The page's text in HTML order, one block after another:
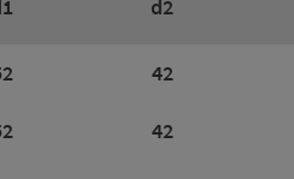
d2
42
42